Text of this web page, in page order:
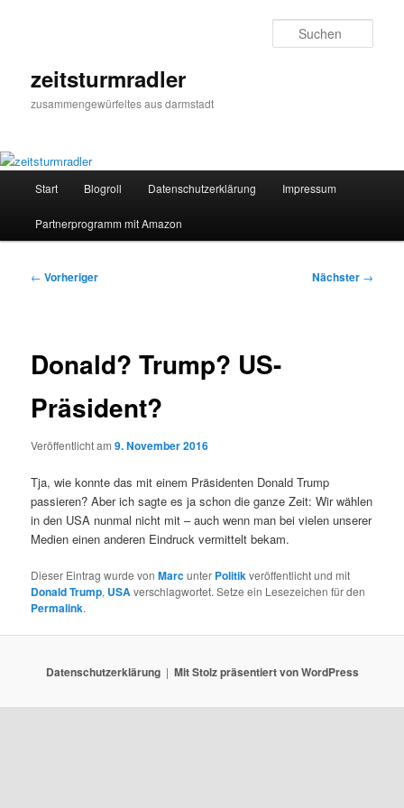
zeitsturmradler
zusammengewürfeltes aus darmstadt
Start Blogroll Datenschutzerklärung Impressum
Partnerprogramm mit Amazon
Beitragsnavigation
← Vorheriger Nächster →
Donald? Trump? US-
Präsident?
Veröffentlicht am9. November 2016
Tja, wie konnte das mit einem Präsidenten Donald Trump
passieren? Aber ich sagte es ja schon die ganze Zeit: Wir wählen
in den USA nunmal nicht mit – auch wenn man bei vielen unserer
Medien einen anderen Eindruck vermittelt bekam.
Dieser Eintrag wurde vonMarcunter Politikveröffentlicht und mit
Donald Trump, USAverschlagwortet. Setze ein Lesezeichen für den
Permalink.
Datenschutzerklärung Mit Stolz präsentiert von WordPress